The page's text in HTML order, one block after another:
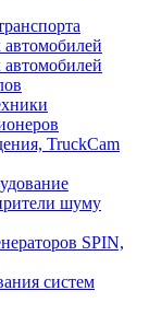
автомобилей
автомобилей
TruckCam
шуму
SPIN,
систем